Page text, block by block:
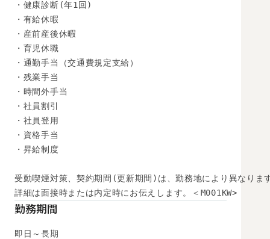
・健康診断(年1回)
・有給休暇
・産前産後休暇
・育児休職
・通勤手当（交通費規定支給）
・残業手当
・時間外手当
・社員割引
・社員登用
・資格手当
・昇給制度
受動喫煙対策、契約期間(更新期間)は、勤務地により異なりま
詳細は面接時または内定時にお伝えします。＜M001KW>
勤務期間
即日～長期